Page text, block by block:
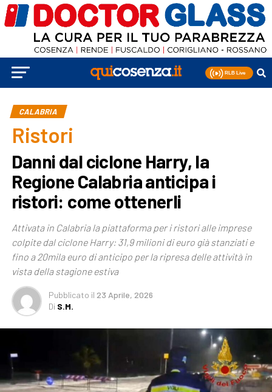
CALABRIA
Ristori
Danni dal ciclone Harry, la
Regione Calabria anticipa i
ristori: come ottenerli
Attivata in Calabria la piattaforma per i ristori alle imprese
colpite dal ciclone Harry: 31,9 milioni di euro già stanziati e
fino a 20mila euro di anticipo per la ripresa delle attività in
vista della stagione estiva
Pubblicato il 23 Aprile, 2026
Di S.M.